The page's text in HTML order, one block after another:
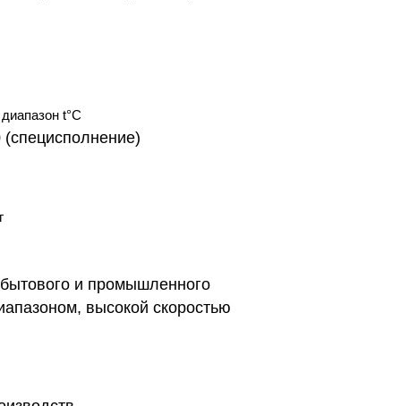
t°С
(специсполнение)
и промышленного
высокой скоростью